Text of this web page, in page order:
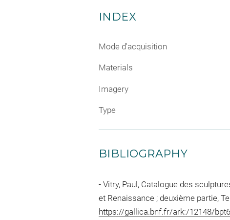
INDEX
Mode d'acquisition
Materials
Imagery
Type
BIBLIOGRAPHY
Vitry, Paul, Catalogue des
et Renaissance ; deuxième partie,
https://gallica.bnf.fr/ark:/12148/